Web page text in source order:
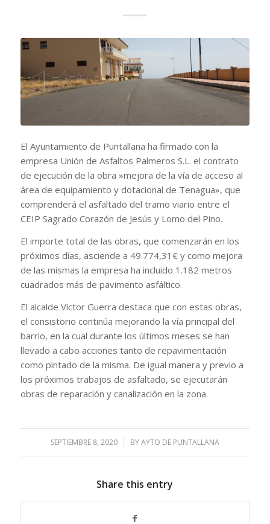
El Ayuntamiento de Puntallana ha firmado con la
empresa Unión de Asfaltos Palmeros S.L. el contrato
de ejecución de la obra »mejora de la vía de acceso al
área de equipamiento y dotacional de Tenagua», que
comprenderá el asfaltado del tramo viario entre el
CEIP Sagrado Corazón de Jesús y Lomo del Pino.
El importe total de las obras, que comenzarán en los
próximos días, asciende a 49.774,31€ y como mejora
de las mismas la empresa ha incluido 1.182 metros
cuadrados más de pavimento asfáltico.
El alcalde Víctor Guerra destaca que con estas obras,
el consistorio continúa mejorando la vía principal del
barrio, en la cual durante los últimos meses se han
llevado a cabo acciones tanto de repavimentación
como pintado de la misma. De igual manera y previo a
los próximos trabajos de asfaltado, se ejecutarán
obras de reparación y canalización en la zona.
SEPTIEMBRE 8, 2020
/ BYAYTO DE PUNTALLANA
Share this entry